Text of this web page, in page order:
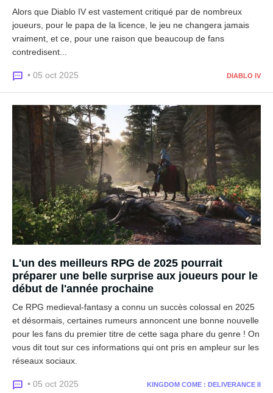
Alors que Diablo IV est vastement critiqué par de nombreux
joueurs, pour le papa de la licence, le jeu ne changera jamais
vraiment, et ce, pour une raison que beaucoup de fans
contredisent...
• 05 oct 2025 DIABLO IV
L'un des meilleurs RPG de 2025 pourrait
préparer une belle surprise aux joueurs pour le
début de l'année prochaine
Ce RPG medieval-fantasy a connu un succès colossal en 2025
et désormais, certaines rumeurs annoncent une bonne nouvelle
pour les fans du premier titre de cette saga phare du genre ! On
vous dit tout sur ces informations qui ont pris en ampleur sur les
réseaux sociaux.
• 05 oct 2025 KINGDOM COME : DELIVERANCE II